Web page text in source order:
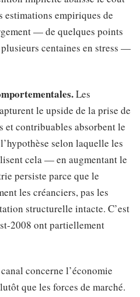
estimations empiriques de
— de quelques points
centaines en stress —
Les
le upside de la prise de
et contribuables absorbent le
selon laquelle les
cela — en augmentant le
persiste parce que le
les créanciers, pas les
structurelle intacte. C’est
2008 ont partiellement
concerne l’économie
que les forces de marché.